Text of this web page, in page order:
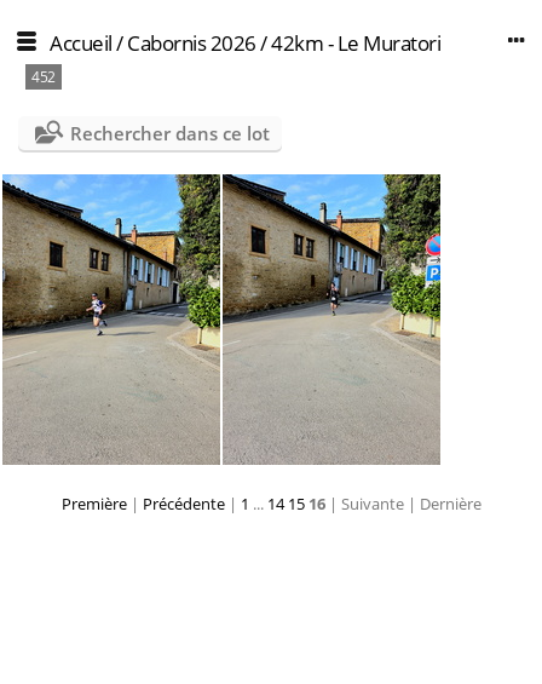
Accueil/Cabornis 2026/42km - Le Muratori
452
Rechercher dans ce lot
Première| Précédente| 1 ... 14 15 16 | Suivante | Dernière